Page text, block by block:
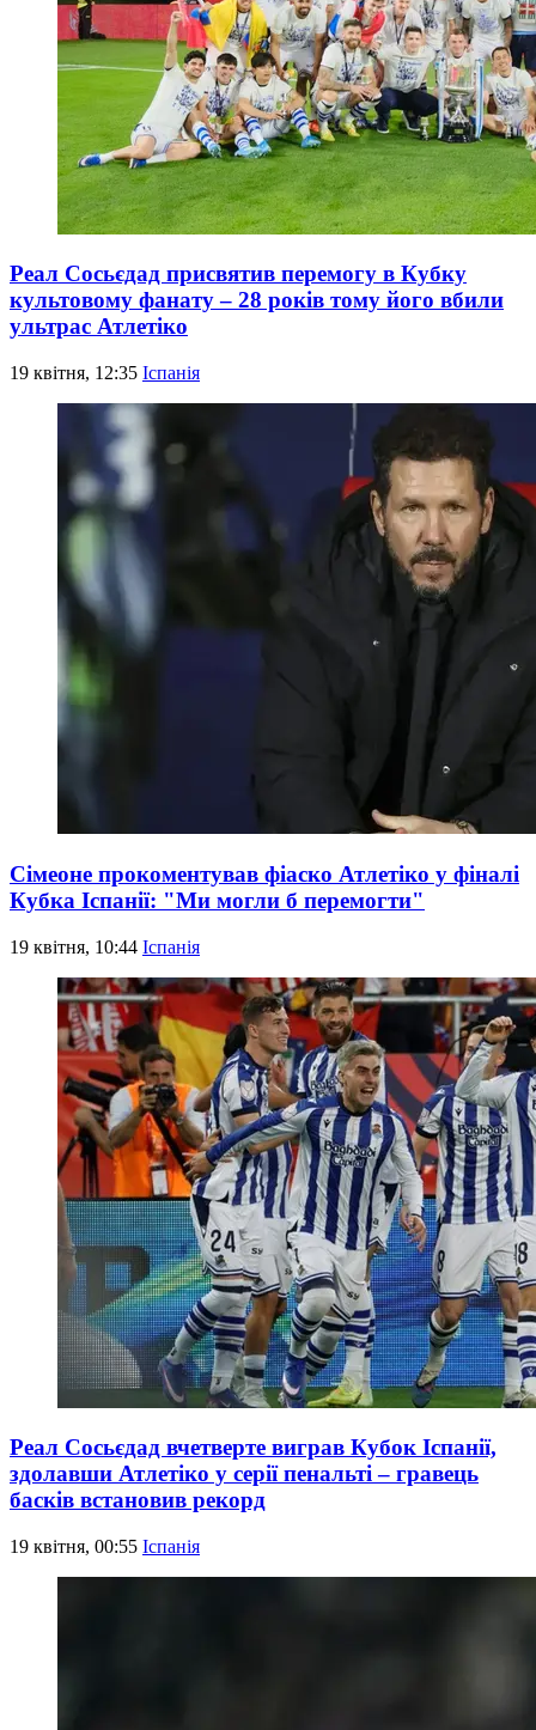
Реал Сосьєдад присвятив перемогу в Кубку
культовому фанату – 28 років тому його вбили
ультрас Атлетіко
19 квітня, 12:35 Іспанія
Сімеоне прокоментував фіаско Атлетіко у фіналі
Кубка Іспанії: "Ми могли б перемогти"
19 квітня, 10:44 Іспанія
Реал Сосьєдад вчетверте виграв Кубок Іспанії,
здолавши Атлетіко у серії пенальті – гравець
басків встановив рекорд
19 квітня, 00:55 Іспанія